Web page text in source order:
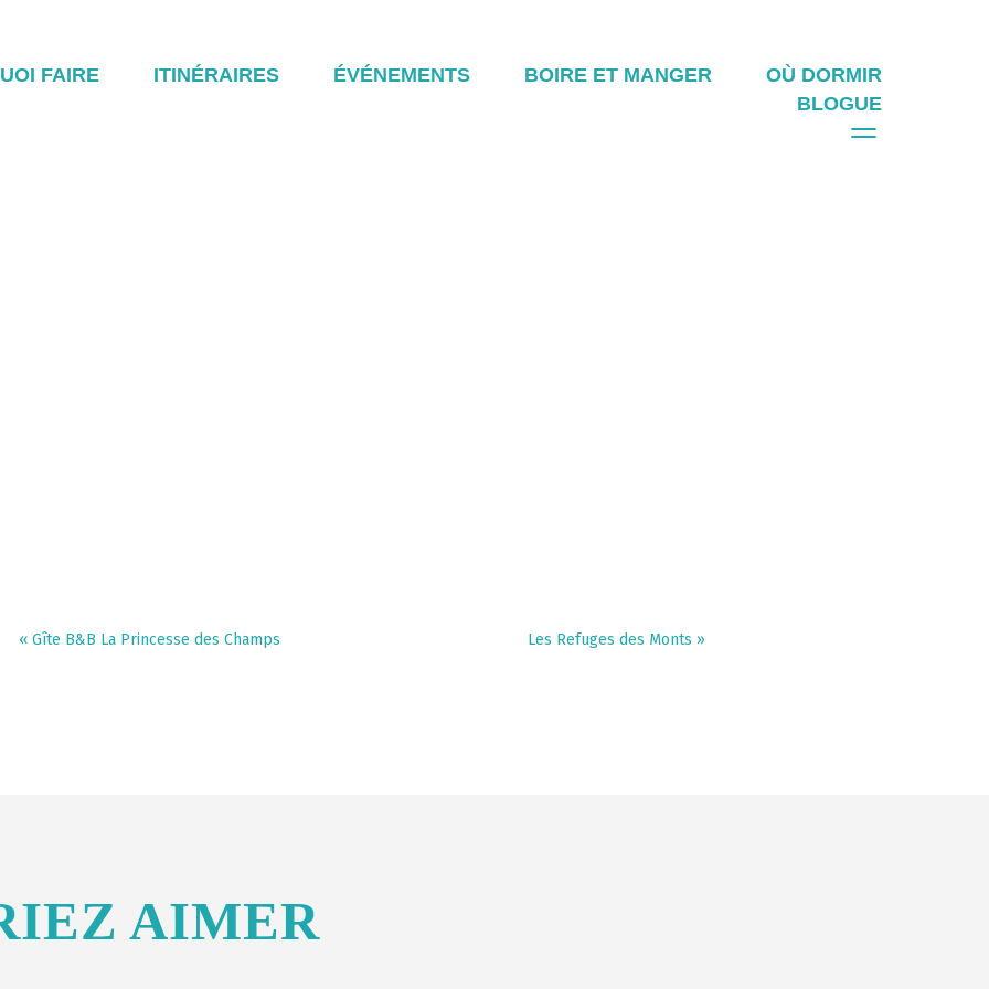
FAIRE ITINÉRAIRES ÉVÉNEMENTS BOIRE ET MANGER
OÙ DORMIR
BLOGUE
« Gîte B&B La Princesse des Champs Les Refuges des Monts »
AIMER